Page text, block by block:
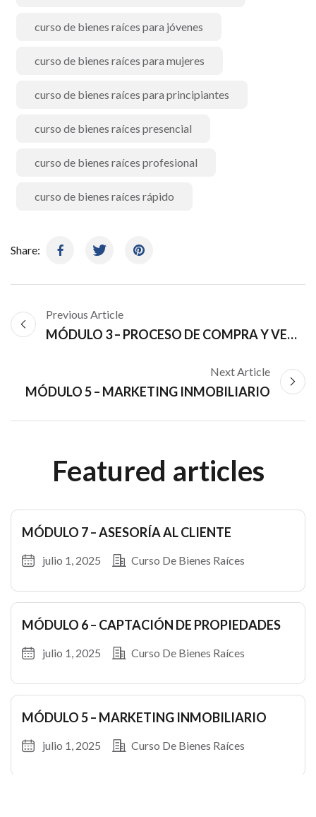
curso de bienes raíces para jóvenes
curso de bienes raíces para mujeres
curso de bienes raíces para principiantes
curso de bienes raíces presencial
curso de bienes raíces profesional
curso de bienes raíces rápido
Share:
Previous Article
MÓDULO 3 – PROCESO DE COMPRA Y VENTA
Next Article
MÓDULO 5 – MARKETING INMOBILIARIO
Featured articles
MÓDULO 7 – ASESORÍA AL CLIENTE
julio 1, 2025 Curso De Bienes Raíces
MÓDULO 6 – CAPTACIÓN DE PROPIEDADES
julio 1, 2025 Curso De Bienes Raíces
MÓDULO 5 – MARKETING INMOBILIARIO
julio 1, 2025 Curso De Bienes Raíces